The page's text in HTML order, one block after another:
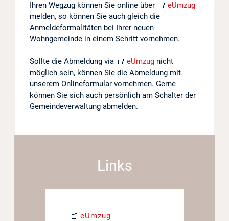
Barrierefrei
Ihren Wegzug können Sie online über
eUmzug
melden, so können Sie auch gleich die
Anmeldeformalitäten bei Ihrer neuen
Wohngemeinde in einem Schritt vornehmen.
Sollte die Abmeldung via eUmzug nicht
möglich sein, können Sie die Abmeldung mit
unserem Onlineformular vornehmen. Gerne
können Sie sich auch persönlich am Schalter der
Gemeindeverwaltung abmelden.
Links
eUmzug